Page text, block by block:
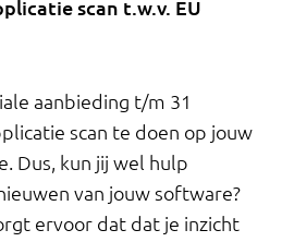
scan t.w.v. EU
aanbieding t/m 31
scan te doen op jouw
Dus, kun jij wel hulp
van jouw software?
ervoor dat dat je inzicht